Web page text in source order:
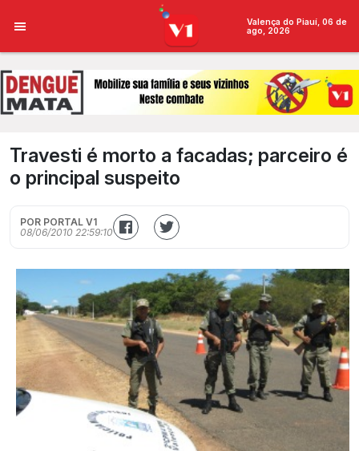
Valença do Piauí, 06 de
ago, 2026
Travesti é morto a facadas; parceiro é
o principal suspeito
POR PORTAL V1
08/06/2010 22:59:10